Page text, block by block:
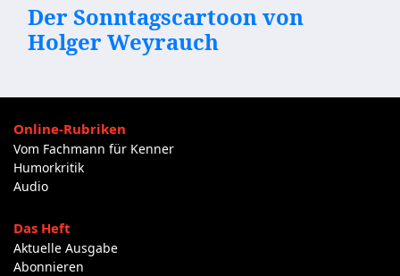
Der Sonntagscartoon von
Holger Weyrauch
Online-Rubriken
Vom Fachmann für Kenner
Humorkritik
Audio
Das Heft
Aktuelle Ausgabe
Abonnieren